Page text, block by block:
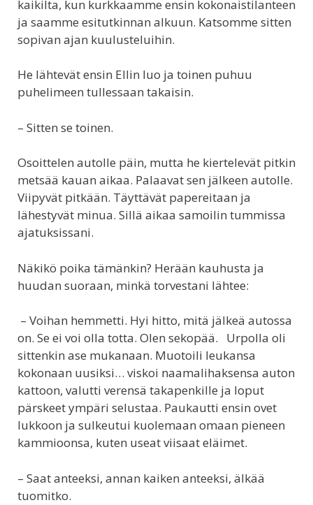
kaikilta, kun kurkkaamme ensin kokonaistilanteen
ja saamme esitutkinnan alkuun. Katsomme sitten
sopivan ajan kuulusteluihin.
He lähtevät ensin Ellin luo ja toinen puhuu
puhelimeen tullessaan takaisin.
– Sitten se toinen.
Osoittelen autolle päin, mutta he kiertelevät pitkin
metsää kauan aikaa. Palaavat sen jälkeen autolle.
Viipyvät pitkään. Täyttävät papereitaan ja
lähestyvät minua. Sillä aikaa samoilin tummissa
ajatuksissani.
Näkikö poika tämänkin? Herään kauhusta ja
huudan suoraan, minkä torvestani lähtee:
– Voihan hemmetti. Hyi hitto, mitä jälkeä autossa
on. Se ei voi olla totta. Olen sekopää. Urpolla oli
sittenkin ase mukanaan. Muotoili leukansa
kokonaan uusiksi… viskoi naamalihaksensa auton
kattoon, valutti verensä takapenkille ja loput
pärskeet ympäri selustaa. Paukautti ensin ovet
lukkoon ja sulkeutui kuolemaan omaan pieneen
kammioonsa, kuten useat viisaat eläimet.
– Saat anteeksi, annan kaiken anteeksi, älkää
tuomitko.